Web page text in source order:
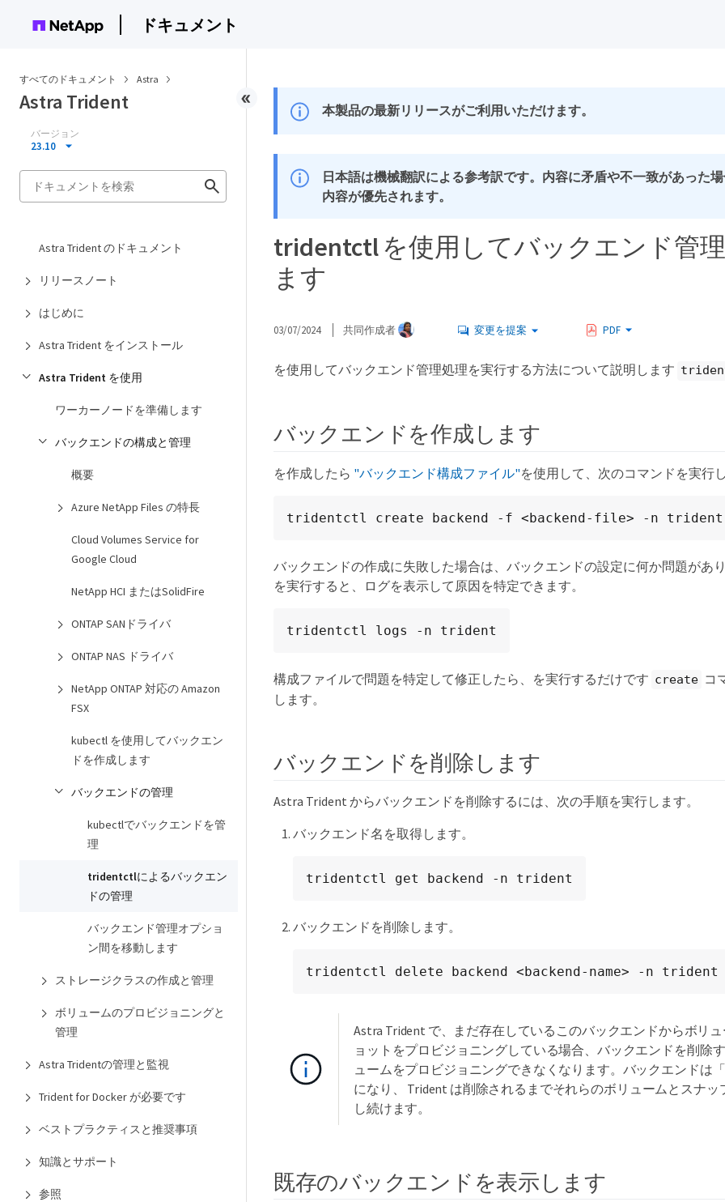
ドキュメント
すべてのドキュメント Astra
Astra Trident
バージョン
23.10
Astra Trident のドキュメント
リリースノート
はじめに
Astra Trident をインストール
Astra Trident を使用
ワーカーノードを準備します
バックエンドの構成と管理
概要
Azure NetApp Files の特長
Cloud Volumes Service for
Google Cloud
NetApp HCI またはSolidFire
ONTAP SANドライバ
ONTAP NAS ドライバ
NetApp ONTAP 対応の Amazon
FSX
kubectl を使用してバックエン
ドを作成します
バックエンドの管理
kubectlでバックエンドを管
理
tridentctlによるバックエン
ドの管理
バックエンド管理オプショ
ン間を移動します
ストレージクラスの作成と管理
ボリュームのプロビジョニングと
管理
Astra Tridentの管理と監視
Trident for Docker が必要です
ベストプラクティスと推奨事項
知識とサポート
参照
本製品の最新リリースがご利用いただけます。
日本語は機械翻訳による参考訳です。内容に矛盾や不一致があった
内容が優先されます。
tridentctl を使用してバックエンド管
ます
03/07/2024 共同作成者 変更を提案 PDF
を使用してバックエンド管理処理を実行する方法について説明します
バックエンドを作成します
を作成したら "バックエンド構成ファイル"を使用して、次のコマンドを実行し
tridentctl create backend -f <backend-file> -n trident
バックエンドの作成に失敗した場合は、バックエンドの設定に何か問題があ
を実行すると、ログを表示して原因を特定できます。
tridentctl logs -n trident
構成ファイルで問題を特定して修正したら、を実行するだけです create コ
します。
バックエンドを削除します
Astra Trident からバックエンドを削除するには、次の手順を実行します。
バックエンド名を取得します。
tridentctl get backend -n trident
バックエンドを削除します。
tridentctl delete backend <backend-name> -n trident
Astra Trident で、まだ存在しているこのバックエンドからボリ
ョットをプロビジョニングしている場合、バックエンドを削除
ュームをプロビジョニングできなくなります。バックエンドは
になり、 Trident は削除されるまでそれらのボリュームとスナッ
し続けます。
既存のバックエンドを表示します